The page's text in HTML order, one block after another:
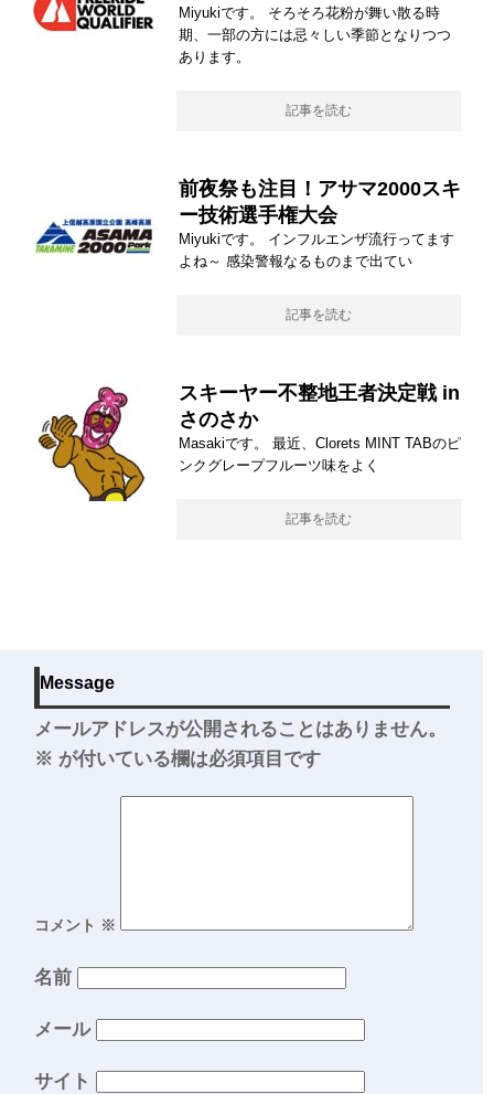
Miyukiです。 そろそろ花粉が舞い散る時
期、一部の方には忌々しい季節となりつつ
あります。
記事を読む
前夜祭も注目！アサマ2000スキ
ー技術選手権大会
Miyukiです。 インフルエンザ流行ってます
よね～ 感染警報なるものまで出てい
記事を読む
スキーヤー不整地王者決定戦 in
さのさか
Masakiです。 最近、Clorets MINT TABのピ
ンクグレープフルーツ味をよく
記事を読む
Message
メールアドレスが公開されることはありません。
※ が付いている欄は必須項目です
コメント ※
名前
メール
サイト